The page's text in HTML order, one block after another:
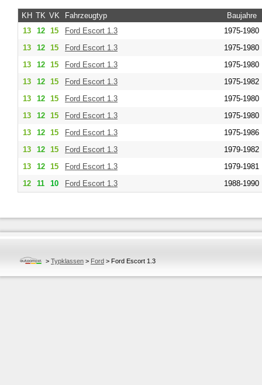
KH TK VK Fahrzeugtyp
Baujahre
13
12 15 Ford Escort 1.3
1975-1980
13
12 15 Ford Escort 1.3
1975-1980
13
12 15 Ford Escort 1.3
1975-1980
13
12 15 Ford Escort 1.3
1975-1982
13
12 15 Ford Escort 1.3
1975-1980
13
12 15 Ford Escort 1.3
1975-1980
13
12 15 Ford Escort 1.3
1975-1986
13
12 15 Ford Escort 1.3
1979-1982
13
12 15 Ford Escort 1.3
1979-1981
12
11 10 Ford Escort 1.3 1988-1990
> Typklassen > Ford > Ford Escort 1.3